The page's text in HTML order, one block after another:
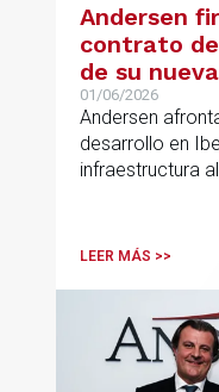
Andersen
contrato
de su
Hermosilla
01/06/2026
Andersen
desarrollo en
infraestructura
LEER MÁS >>